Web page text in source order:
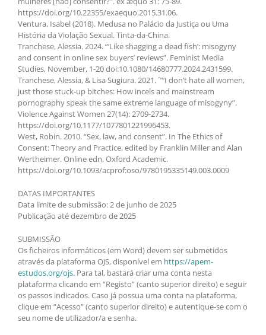
https://doi.org/10.22355/exaequo.2015.31.06.
Ventura, Isabel (2018). Medusa no Palácio da Justiça ou Uma
História da Violação Sexual. Tinta-da-China.
Tranchese, Alessia. 2024. “’Like shagging a dead fish’: misogyny
and consent in online sex buyers’ reviews”. Feminist Media
Studies, November, 1-20 doi:10.1080/14680777.2024.2431599.
Tranchese, Alessia, & Lisa Sugiura. 2021. ´”‘I don’t hate all women,
just those stuck-up bitches: How incels and mainstream
pornography speak the same extreme language of misogyny”.
Violence Against Women 27(14): 2709-2734.
https://doi.org/10.1177/1077801221996453.
West, Robin. 2010. “Sex, law, and consent”. In The Ethics of
Consent: Theory and Practice, edited by Franklin Miller and Alan
Wertheimer. Online edn, Oxford Academic.
https://doi.org/10.1093/acprof:oso/9780195335149.003.0009
DATAS IMPORTANTES
Data limite de submissão: 2 de junho de 2025
Publicação até dezembro de 2025
SUBMISSÃO
Os ficheiros informáticos (em Word) devem ser submetidos
através da plataforma OJS, disponível em https://apem-
estudos.org/ojs. Para tal, bastará criar uma conta nesta
plataforma clicando em “Registo” (canto superior direito) e seguir
os passos indicados. Caso já possua uma conta na plataforma,
clique em “Acesso” (canto superior direito) e autentique-se com o
seu nome de utilizador/a e senha.